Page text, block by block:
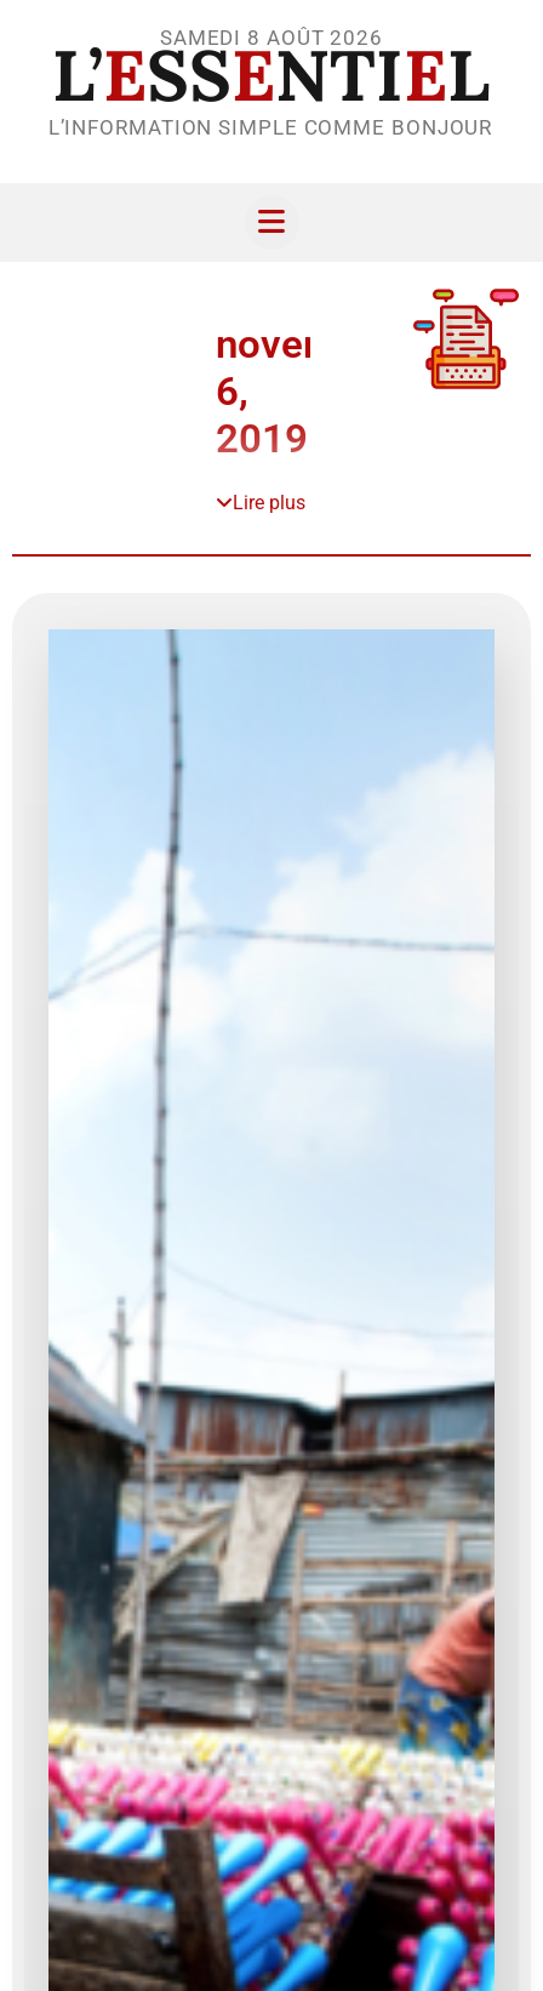
SAMEDI 8 AOÛT 2026
L’ESSENTIEL
L’INFORMATION SIMPLE COMME BONJOUR
novembre
6,
2019
Lire plus